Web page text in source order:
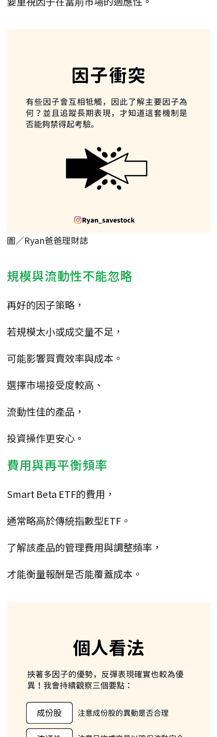
圖／Ryan爸爸理財誌
規模與流動性不能忽略
再好的因子策略，
若規模太小或成交量不足，
可能影響買賣效率與成本。
選擇市場接受度較高、
流動性佳的產品，
投資操作更安心。
費用與再平衡頻率
Smart Beta ETF的費用，
通常略高於傳統指數型ETF。
了解該產品的管理費用與調整頻率，
才能衡量報酬是否能覆蓋成本。